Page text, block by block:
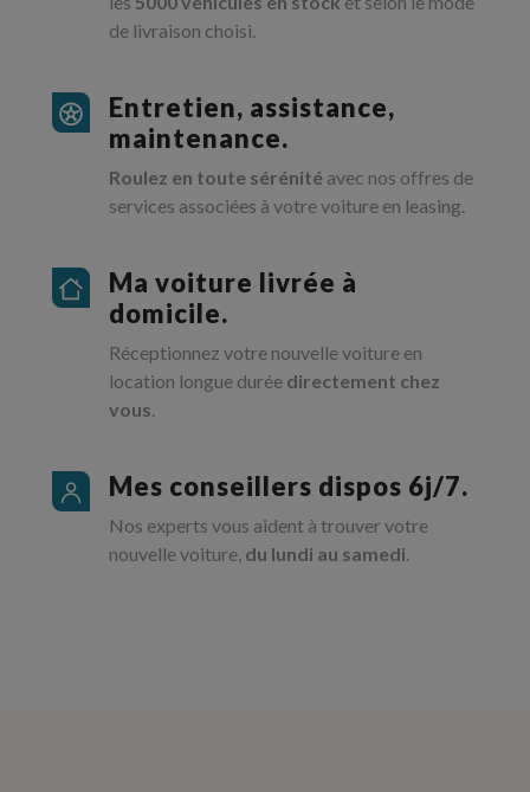
de livraison choisi.
Entretien, assistance,
maintenance.
Roulez en toute sérénité avec nos offres de
services associées à votre voiture en leasing.
Ma voiture livrée à
domicile.
Réceptionnez votre nouvelle voiture en
location longue durée directement chez
vous
Mes conseillers dispos 6j/7.
Nos experts vous aident à trouver votre
nouvelle voiture, du lundi au samedi